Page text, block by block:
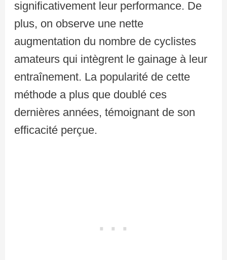
significativement leur performance. De
plus, on observe une nette
augmentation du nombre de cyclistes
amateurs qui intègrent le gainage à leur
entraînement. La popularité de cette
méthode a plus que doublé ces
dernières années, témoignant de son
efficacité perçue.